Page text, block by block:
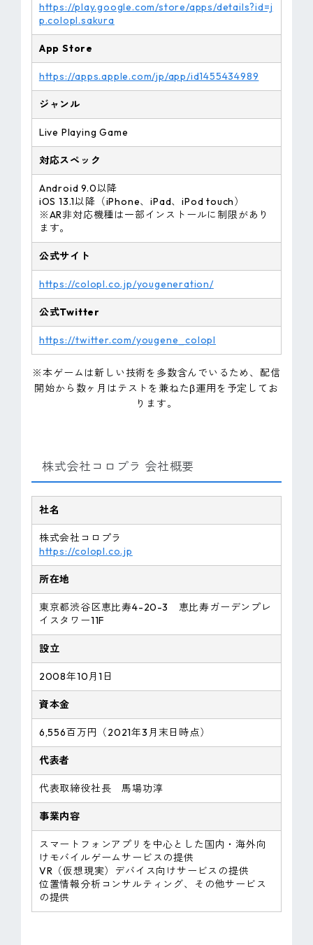
https://play.google.com/store/apps/details?id=j
p.colopl.sakura
App Store
https://apps.apple.com/jp/app/id1455434989
ジャンル
Live Playing Game
対応スペック
Android 9.0以降
iOS 13.1以降（iPhone、iPad、iPod touch）
※AR非対応機種は一部インストールに制限があり
ます。
公式サイト
https://colopl.co.jp/yougeneration/
公式Twitter
https://twitter.com/yougene_colopl
※本ゲームは新しい技術を多数含んでいるため、配信
開始から数ヶ月はテストを兼ねたβ運用を予定してお
ります。
株式会社コロプラ 会社概要
社名
株式会社コロプラ
https://colopl.co.jp
所在地
東京都渋谷区恵比寿4-20-3 恵比寿ガーデンプレ
イスタワー11F
設立
2008年10月1日
資本金
6,556百万円（2021年3月末日時点）
代表者
代表取締役社長 馬場功淳
事業内容
スマートフォンアプリを中心とした国内・海外向
けモバイルゲームサービスの提供
VR（仮想現実）デバイス向けサービスの提供
位置情報分析コンサルティング、その他サービス
の提供